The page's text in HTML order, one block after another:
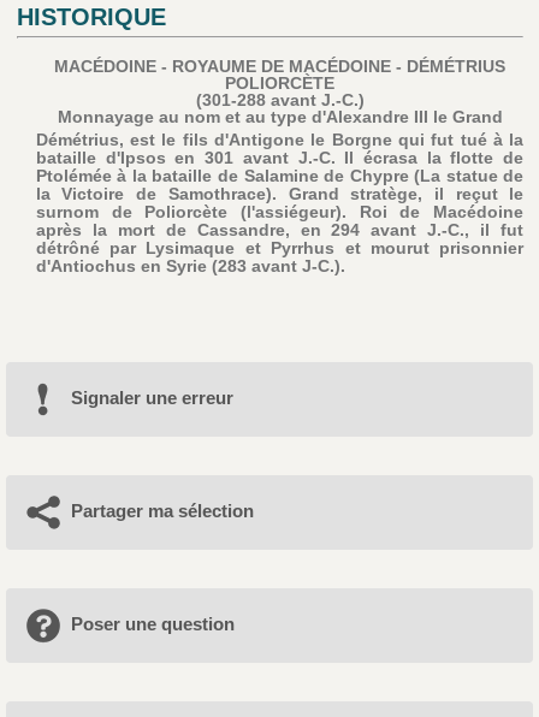
HISTORIQUE
MACÉDOINE - ROYAUME DE MACÉDOINE - DÉMÉTRIUS
POLIORCÈTE
(301-288 avant J.-C.)
Monnayage au nom et au type d'Alexandre III le Grand
Démétrius, est le fils d'Antigone le Borgne qui fut tué à la
bataille d'Ipsos en 301 avant J.-C. Il écrasa la flotte de
Ptolémée à la bataille de Salamine de Chypre (La statue de
la Victoire de Samothrace). Grand stratège, il reçut le
surnom de Poliorcète (l'assiégeur). Roi de Macédoine
après la mort de Cassandre, en 294 avant J.-C., il fut
détrôné par Lysimaque et Pyrrhus et mourut prisonnier
d'Antiochus en Syrie (283 avant J-C.).
Signaler une erreur
Partager ma sélection
Poser une question